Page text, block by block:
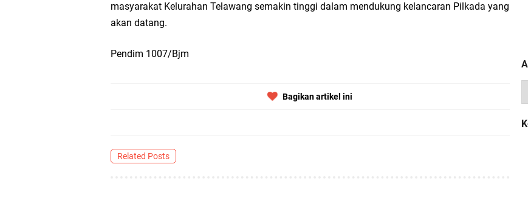
masyarakat Kelurahan Telawang semakin tinggi dalam mendukung kelancaran Pilkada yang
akan datang.
Pendim 1007/Bjm
Bagikan artikel ini
Related Posts